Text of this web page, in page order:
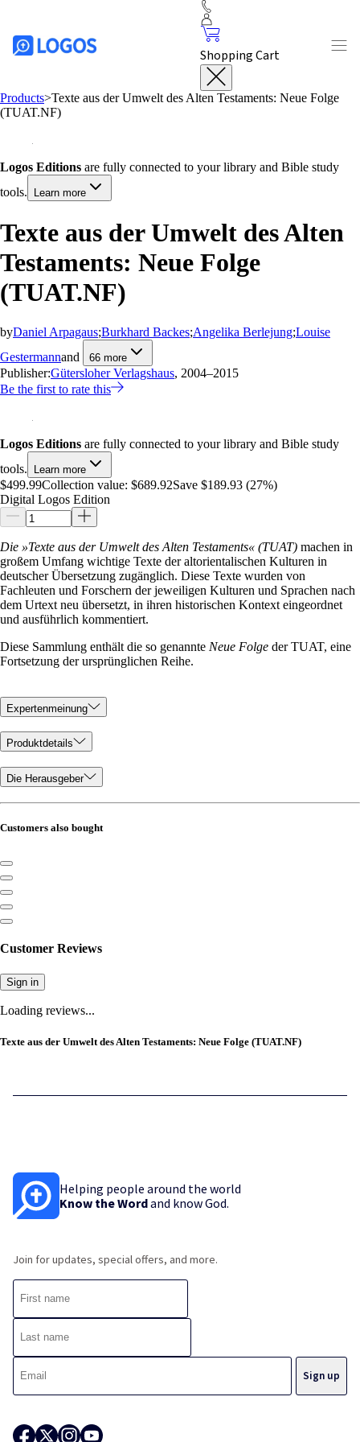
Shopping Cart
Products>Texte aus der Umwelt des Alten Testaments: Neue Folge
(TUAT.NF)
Logos Editions are fully connected to your library and Bible study
tools.
Learn more
Texte aus der Umwelt des Alten
Testaments: Neue Folge
(TUAT.NF)
byDaniel Arpagaus;Burkhard Backes;Angelika Berlejung;Louise
Gestermannand 66 more
Publisher:Gütersloher Verlagshaus, 2004–2015
Be the first to rate this
Logos Editions are fully connected to your library and Bible study
tools.
Learn more
$499.99Collection value: $689.92Save $189.93 (27%)
Digital Logos Edition
Die »Texte aus der Umwelt des Alten Testaments« (TUAT) machen in
großem Umfang wichtige Texte der altorientalischen Kulturen in
deutscher Übersetzung zugänglich. Diese Texte wurden von
Fachleuten und Forschern der jeweiligen Kulturen und Sprachen nach
dem Urtext neu übersetzt, in ihren historischen Kontext eingeordnet
und ausführlich kommentiert.
Diese Sammlung enthält die so genannte Neue Folge der TUAT, eine
Fortsetzung der ursprünglichen Reihe.
Expertenmeinung
Produktdetails
Die Herausgeber
Customers also bought
Customer Reviews
Sign in
Loading reviews...
Texte aus der Umwelt des Alten Testaments: Neue Folge (TUAT.NF)
Helping people around the world
Know the Wordand know God.
Join for updates, special offers, and more.